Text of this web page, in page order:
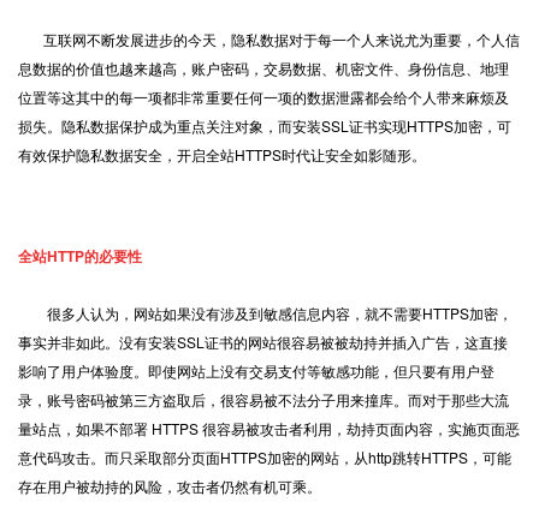
互联网不断发展进步的今天，隐私数据对于每一个人来说尤为重要，个人信
息数据的价值也越来越高，账户密码，交易数据、机密文件、身份信息、地理
位置等这其中的每一项都非常重要任何一项的数据泄露都会给个人带来麻烦及
损失。隐私数据保护成为重点关注对象，而安装SSL证书实现HTTPS加密 ，可
有效保护隐私数据安全，开启全站HTTPS时代让安全如影随形。
全站HTTP的必要性
很多人认为，网站如果没有涉及到敏感信息内容，就不需要HTTPS加密，
事实并非如此。没有安装SSL证书的网站很容易被被劫持并插入广告，这直接
影响了用户体验度。即使网站上没有交易支付等敏感功能，但只要有用户登
录，账号密码被第三方盗取后，很容易被不法分子用来撞库。而对于那些大流
量站点，如果不部署 HTTPS 很容易被攻击者利用，劫持页面内容，实施页面恶
意代码攻击。而只采取部分页面HTTPS加密的网站，从http跳转HTTPS，可能
存在用户被劫持的风险，攻击者仍然有机可乘。